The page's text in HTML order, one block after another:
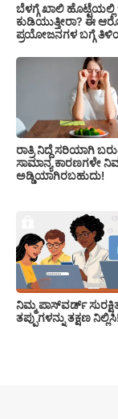
ಬೆಳಗ್ಗೆ ಖಾಲಿ ಹೊಟ್ಟೆಯಲ್ಲಿ
ಕುಡಿಯುತ್ತೀರಾ? ಈ
ಪ್ರಯೋಜನಗಳ ಬಗ್ಗೆ
ರಾತ್ರಿ ನಿದ್ದೆ ಸರಿಯಾಗಿ
ಸಾಮಾನ್ಯ ಕಾರಣಗಳೇ
ಅಡ್ಡಿಯಾಗಿರಬಹುದು!
ನಿಮ್ಮ ಪಾಸ್‌ವರ್ಡ್
ತಪ್ಪುಗಳನ್ನು ತಕ್ಷಣ ನಿಲ್ಲಿಸಿ!